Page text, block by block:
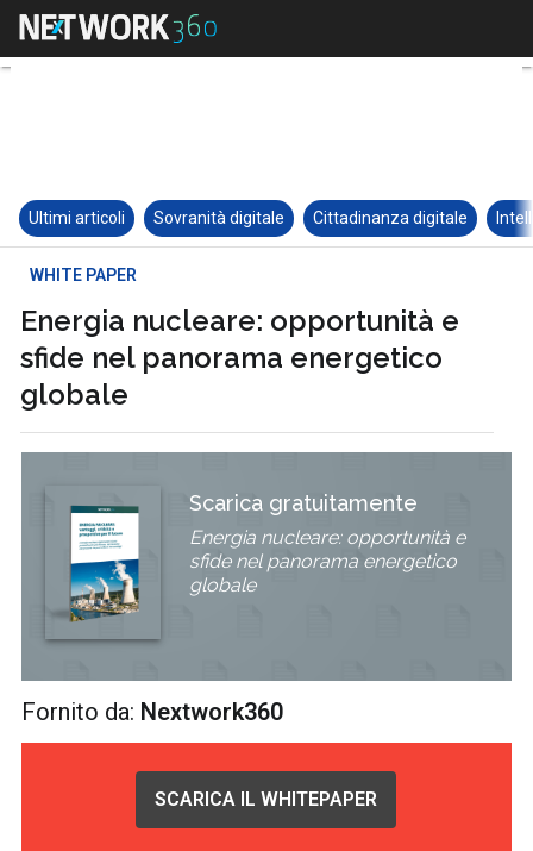
Ultimi articoli Sovranità digitale Cittadinanza digitale
WHITE PAPER
Energia nucleare: opportunità e
sfide nel panorama energetico
globale
Scarica gratuitamente
Energia nucleare: opportunità e
sfide nel panorama energetico
globale
Fornito da: Nextwork360
SCARICA IL WHITEPAPER